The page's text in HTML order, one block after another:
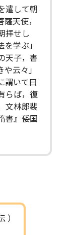
遣して朝
天使，
拝せし
学ぶ」
天子，書
云々」
謂いて曰
らば，復
文林郎裴
書』倭国
）